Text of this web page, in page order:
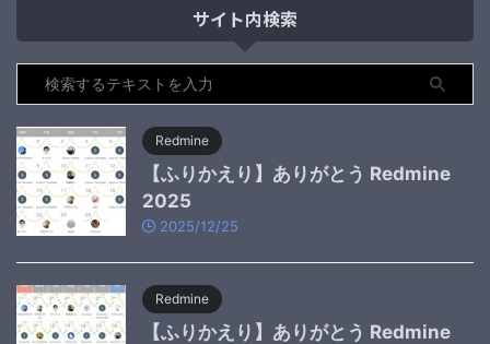
サイト内検索
Redmine
【ふりかえり】ありがとう Redmine
2025
2025/12/25
Redmine
【ふりかえり】ありがとう Redmine